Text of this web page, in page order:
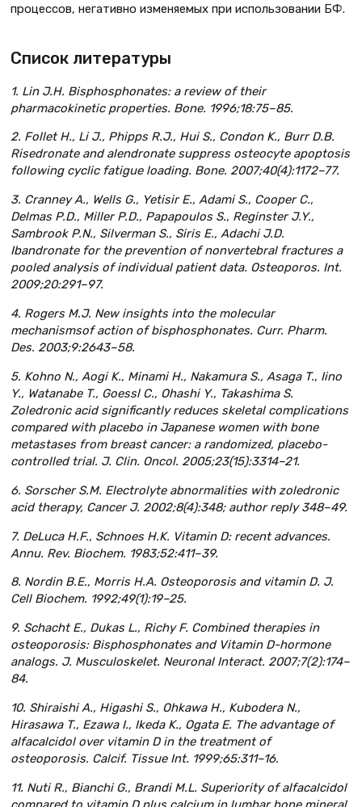
процессов, негативно изменяемых при использовании БФ.
Список литературы
1. Lin J.H. Bisphosphonates: a review of their
pharmacokinetic properties. Bone. 1996;18:75–85.
2. Follet H., Li J., Phipps R.J., Hui S., Condon K., Burr D.B.
Risedronate and alendronate suppress osteocyte apoptosis
following cyclic fatigue loading. Bone. 2007;40(4):1172–77.
3. Cranney A., Wells G., Yetisir E., Adami S., Cooper C.,
Delmas P.D., Miller P.D., Papapoulos S., Reginster J.Y.,
Sambrook P.N., Silverman S., Siris E., Adachi J.D.
Ibandronate for the prevention of nonvertebral fractures a
pooled analysis of individual patient data. Osteoporos. Int.
2009;20:291–97.
4. Rogers M.J. New insights into the molecular
mechanismsof action of bisphosphonates. Curr. Pharm.
Des. 2003;9:2643–58.
5. Kohno N., Aogi K., Minami H., Nakamura S., Asaga T., Iino
Y., Watanabe T., Goessl C., Ohashi Y., Takashima S.
Zoledronic acid significantly reduces skeletal complications
compared with placebo in Japanese women with bone
metastases from breast cancer: a randomized, placebo-
controlled trial. J. Clin. Oncol. 2005;23(15):3314–21.
6. Sorscher S.M. Electrolyte abnormalities with zoledronic
acid therapy, Cancer J. 2002;8(4):348; author reply 348–49.
7. DeLuca H.F., Schnoes H.K. Vitamin D: recent advances.
Annu. Rev. Biochem. 1983;52:411–39.
8. Nordin B.E., Morris H.A. Osteoporosis and vitamin D. J.
Cell Biochem. 1992;49(1):19–25.
9. Schacht E., Dukas L., Richy F. Combined therapies in
osteoporosis: Bisphosphonates and Vitamin D-hormone
analogs. J. Musculoskelet. Neuronal Interact. 2007;7(2):174–
84.
10. Shiraishi A., Higashi S., Ohkawa H., Kubodera N.,
Hirasawa T., Ezawa I., Ikeda K., Ogata E. The advantage of
alfacalcidol over vitamin D in the treatment of
osteoporosis. Calcif. Tissue Int. 1999;65:311–16.
11. Nuti R., Bianchi G., Brandi M.L. Superiority of alfacalcidol